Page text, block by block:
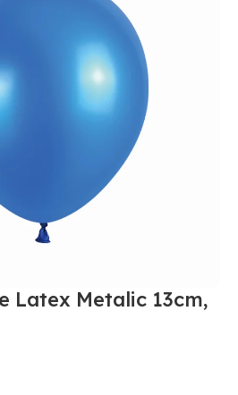
Latex Metalic 13cm,